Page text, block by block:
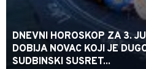
DNEVNI HOROSKOP ZA 3.
DOBIJA NOVAC KOJI JE
SUDBINSKI SUSRET...